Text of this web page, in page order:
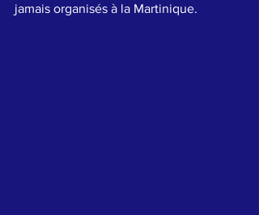
jamais organisés à la Martinique.